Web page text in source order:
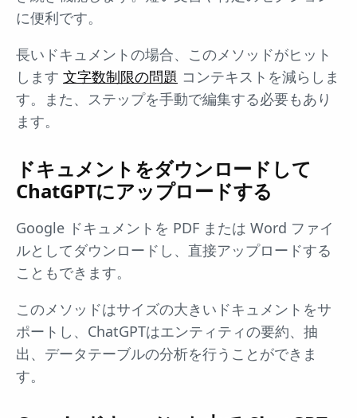
に便利です。
長いドキュメントの場合、このメソッドがヒット
します 文字数制限の問題 コンテキストを減らしま
す。また、ステップを手動で編集する必要もあり
ます。
ドキュメントをダウンロードして
ChatGPTにアップロードする
Google ドキュメントを PDF または Word ファイ
ルとしてダウンロードし、直接アップロードする
こともできます。
このメソッドはサイズの大きいドキュメントをサ
ポートし、ChatGPTはエンティティの要約、抽
出、データテーブルの分析を行うことができま
す。